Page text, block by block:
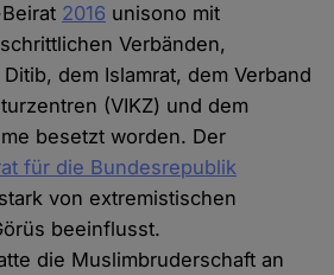
2016 unisono mit
Verbänden,
dem Islamrat, dem Verband
(VIKZ) und dem
besetzt worden. Der
für die Bundesrepublik
von extremistischen
beeinflusst.
die Muslimbruderschaft an